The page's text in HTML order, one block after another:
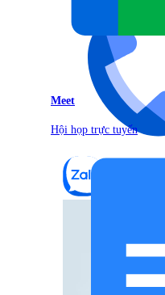
Meet
Hội họp trực tuyến